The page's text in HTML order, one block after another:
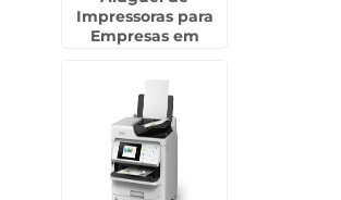
Impressoras para
Empresas em